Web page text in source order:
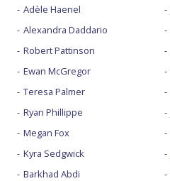
Adèle Haenel
Alexandra Daddario
Robert Pattinson
Ewan McGregor
Teresa Palmer
Ryan Phillippe
Megan Fox
Kyra Sedgwick
Barkhad Abdi